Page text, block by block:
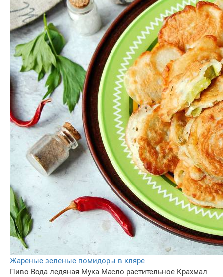
Жареные зеленые помидоры в кляре
Пиво Вода ледяная Мука Масло растительное Крахмал